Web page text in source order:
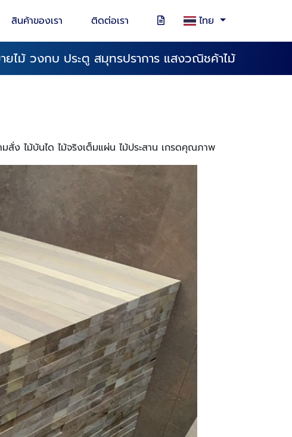
สินค้าของเรา ติดต่อเรา ไทย
ยไม้ วงกบ ประตู สมุทรปราการ แสงวณิชค้าไม้
สั่ง ไม้บันได ไม้จริงเต็มแผ่น ไม้ประสาน เกรดคุณภาพ